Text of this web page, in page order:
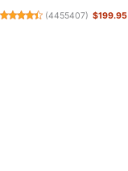
(4455407) $199.95